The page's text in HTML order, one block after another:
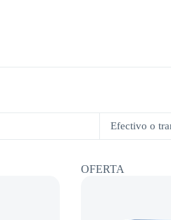
Efectivo o
OFERTA